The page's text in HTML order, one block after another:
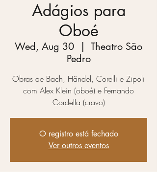
Adágios para
Oboé
Wed, Aug 30
  |
Theatro São
Pedro
Obras de Bach, Händel, Corelli e Zipoli
com Alex Klein (oboé) e Fernando
Cordella (cravo)
O registro está fechado
Ver outros eventos